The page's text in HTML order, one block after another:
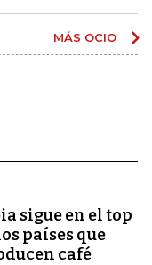
MÁS OCIO
sigue en el top
países que
café